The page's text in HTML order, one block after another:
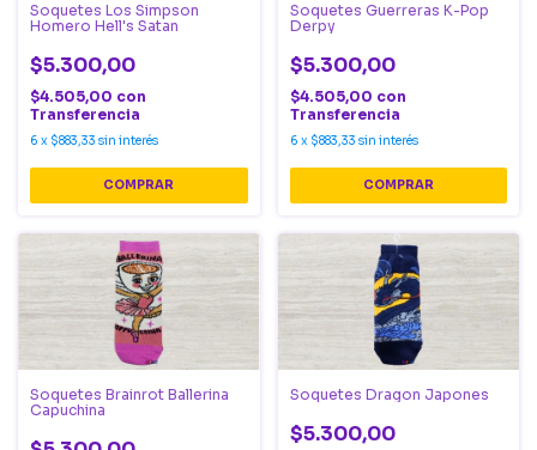
Soquetes Los Simpson
Homero Hell's Satan
$5.300,00
$4.505,00 con
Transferencia
6 x $883,33 sin interés
Soquetes Guerreras K-Pop
Derpy
$5.300,00
$4.505,00 con
Transferencia
6 x $883,33 sin interés
Soquetes Brainrot Ballerina
Capuchina
Soquetes Dragon Japones
$5.300,00